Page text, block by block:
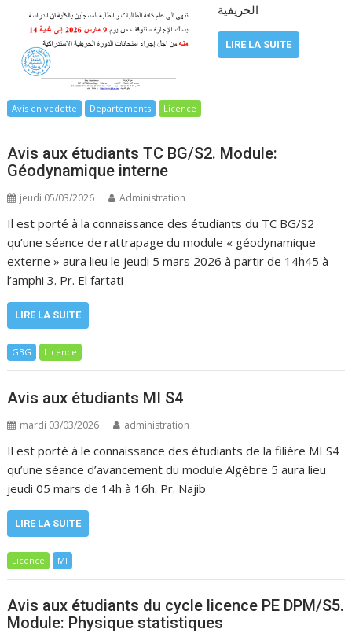
الخريفية
LIRE LA SUITE
Avis en vedette Departements Licence
Avis aux étudiants TC BG/S2. Module:
Géodynamique interne
jeudi 05/03/2026 Administration
Il est porté à la connaissance des étudiants du TC BG/S2
qu’une séance de rattrapage du module « géodynamique
externe » aura lieu le jeudi 5 mars 2026 à partir de 14h45 à
l’amphi 3. Pr. El fartati
LIRE LA SUITE
GBG Licence
Avis aux étudiants MI S4
mardi 03/03/2026 administration
Il est porté à le connaissance des étudiants de la filière MI S4
qu’une séance d’avancement du module Algèbre 5 aura lieu
jeudi 05 mars de 14h à 16h. Pr. Najib
LIRE LA SUITE
Licence MI
Avis aux étudiants du cycle licence PE DPM/S5.
Module: Physique statistiques